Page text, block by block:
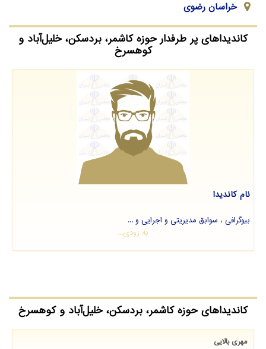
خراسان رضوی
کاندیداهای پر طرفدار حوزه کاشمر، بردسکن، خلیل‌آباد و
کوهسرخ
نام کاندیدا
بیوگرافی ، سوابق مدیریتی و اجرایی و ...
به زودی...
کاندیداهای حوزه کاشمر، بردسکن، خلیل‌آباد و کوهسرخ
مهری بالایی